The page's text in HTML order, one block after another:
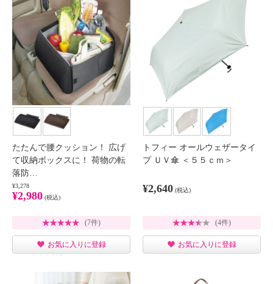
たたんで腰クッション！ 広げ
て収納ボックスに！ 荷物の転
落防…
¥3,278
¥2,980 (税込)
(7件)
お気に入りに登録
トフィー オールウェザータイ
プ ＵＶ傘 ＜５５ｃｍ＞
¥2,640 (税込)
(4件)
お気に入りに登録